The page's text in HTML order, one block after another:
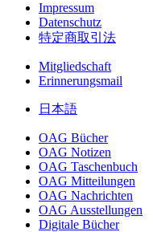
Impressum
Datenschutz
特定商取引法
Mitgliedschaft
Erinnerungsmail
日本語
OAG Bücher
OAG Notizen
OAG Taschenbuch
OAG Mitteilungen
OAG Nachrichten
OAG Ausstellungen
Digitale Bücher